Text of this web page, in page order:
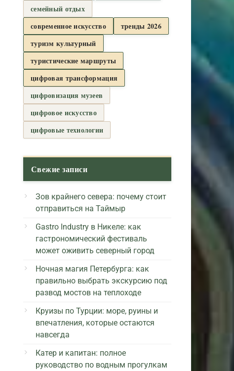
семейный отдых
современное искусство
тренды 2026
туризм культурный
туристические маршруты
цифровая трансформация
цифровизация музеев
цифровое искусство
цифровые технологии
Свежие записи
Зов крайнего севера: почему стоит
отправиться на Таймыр
Gastro Industry в Никеле: как
гастрономический фестиваль
может оживить северный город
Ночная магия Петербурга: как
правильно выбрать экскурсию под
развод мостов на теплоходе
Круизы по Турции: море, руины и
впечатления, которые остаются
навсегда
Катер и капитан: полное
руководство по водным прогулкам